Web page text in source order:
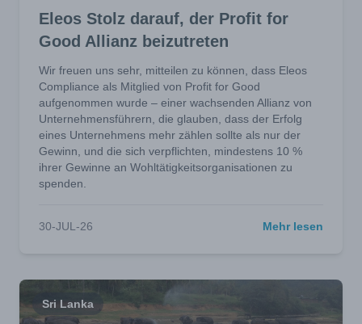
Eleos Stolz darauf, der Profit for
Good Allianz beizutreten
Wir freuen uns sehr, mitteilen zu können, dass Eleos
Compliance als Mitglied von Profit for Good
aufgenommen wurde – einer wachsenden Allianz von
Unternehmensführern, die glauben, dass der Erfolg
eines Unternehmens mehr zählen sollte als nur der
Gewinn, und die sich verpflichten, mindestens 10 %
ihrer Gewinne an Wohltätigkeitsorganisationen zu
spenden.
30-JUL-26 Mehr lesen
Sri Lanka